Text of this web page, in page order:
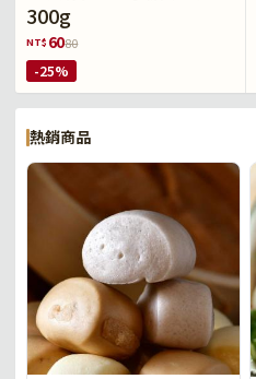
300g
NT$ 6080
-25%
熱銷商品